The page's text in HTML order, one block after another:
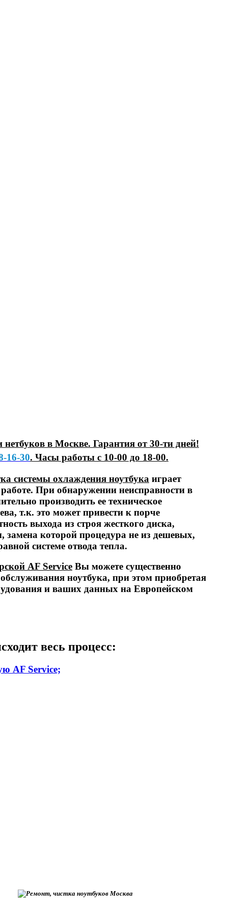
в Москве. Гарантия от 30-ти дней!
16-30. Часы работы с 10-00 до 18-00.
системы охлаждения ноутбука играет
При обнаружении неисправности в
производить ее техническое
т.к. это может привести к порче
выхода из строя жесткого диска,
которой процедура не из дешевых,
системе отвода тепла.
AF Service Вы можете существенно
ноутбука, при этом приобретая
и ваших данных на Европейском
весь процесс:
AF Service;